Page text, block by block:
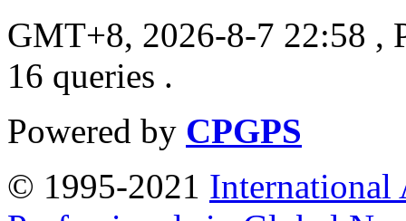
GMT+8, 2026-8-7 22:58 ,
16 queries .
Powered by CPGPS
© 1995-2021 International